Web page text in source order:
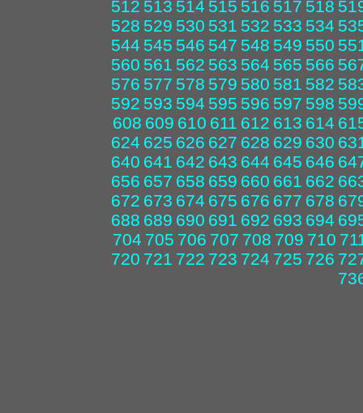
512 513 514 515 516 517 518
528 529 530 531 532 533 534
544 545 546 547 548 549 550
560 561 562 563 564 565 566
576 577 578 579 580 581 582
592 593 594 595 596 597 598
608 609 610 611 612 613 614
624 625 626 627 628 629 630
640 641 642 643 644 645 646
656 657 658 659 660 661 662
672 673 674 675 676 677 678
688 689 690 691 692 693 694
704 705 706 707 708 709 710
720 721 722 723 724 725 726